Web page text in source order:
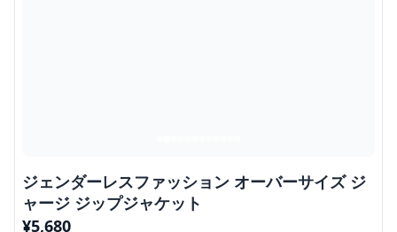
ジェンダーレスファッション オーバーサイズ ジ
ャージ ジップジャケット
¥5,680